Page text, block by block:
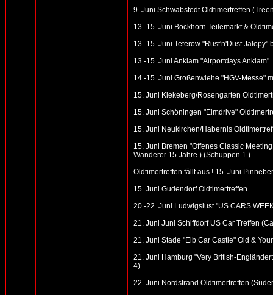
9. Juni Schwabstedt Oldtimertreffen
13.-15. Juni Bockhorn Teilemarkt &
13.-15. Juni Teterow "Rust'n'Dust
13.-15. Juni Anklam "Airportdays Anklam"
14.-15. Juni Großenwiehe "HGV-Messe"
15. Juni Kiekeberg/Rosengarten
15. Juni Schöningen "Elmdrive"
15. Juni Neukirchen/Habernis
15. Juni Bremen "Offenes Classic
Wanderer 15 Jahre ) (Schuppen 1 )
Oldtimertreffen fällt aus ! 15. Juni
15. Juni Gudendorf Oldtimertreffen
20.-22. Juni Ludwigslust "US CARS
21. Juni Juni Schiffdorf US Car Treffen
21. Juni Stade "Elb Car Castle" Old &
21. Juni Hamburg "Very British-
4)
22. Juni Nordstrand Oldtimertreffen